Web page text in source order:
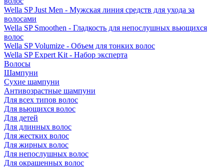
Wella SP Just Men - Мужская линия средств для ухода за
волосами
Wella SP Smoothen - Гладкость для непослушных вьющихся
волос
Wella SP Volumize - Объем для тонких волос
Wella SP Expert Kit - Набор эксперта
Волосы
Шампуни
Сухие шампуни
Антивозрастные шампуни
Для всех типов волос
Для вьющихся волос
Для детей
Для длинных волос
Для жестких волос
Для жирных волос
Для непослушных волос
Для окрашенных волос